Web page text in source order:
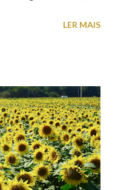
que homenageiam a
LER MAIS